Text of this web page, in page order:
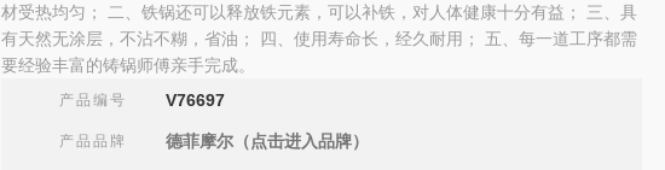
材受热均匀； 二、铁锅还可以释放铁元素，可以补铁，对人体健康十分有益； 三、具
有天然无涂层，不沾不糊，省油； 四、使用寿命长，经久耐用； 五、每一道工序都需
要经验丰富的铸锅师傅亲手完成。
产品编号 V76697
产品品牌 德菲摩尔（点击进入品牌）